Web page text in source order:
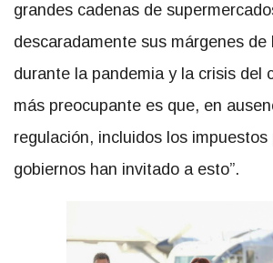
grandes cadenas de
descaradamente sus márgenes de
durante la pandemia y la crisis del
más preocupante es que, en
regulación, incluidos los
gobiernos han invitado a esto”.